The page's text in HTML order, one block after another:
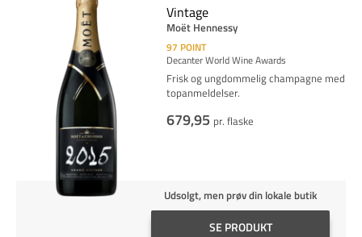
Vintage
Moët Hennessy
97 POINT
Decanter World Wine Awards
Frisk og ungdommelig champagne med
topanmeldelser.
679,95 pr. flaske
Udsolgt, men prøv din lokale butik
SE PRODUKT